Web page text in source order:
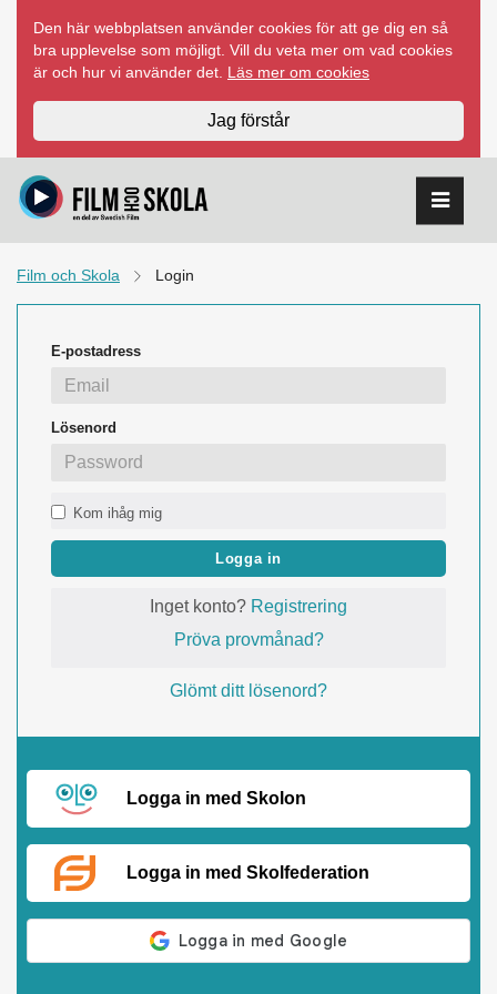
innehåll
Den här webbplatsen använder cookies för att ge dig en så
bra upplevelse som möjligt. Vill du veta mer om vad cookies
är och hur vi använder det. Läs mer om cookies
Jag förstår
Film och Skola Login
E-postadress
Lösenord
Kom ihåg mig
Logga in
Inget konto? Registrering
Pröva provmånad?
Glömt ditt lösenord?
Logga in med Skolon
Logga in med Skolfederation